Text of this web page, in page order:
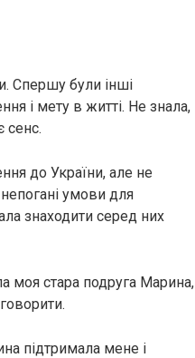
Спершу були інші
і мету в житті. Не знала,
сенс.
до України, але не
умови для
знаходити серед них
моя стара подруга Марина,
підтримала мене і